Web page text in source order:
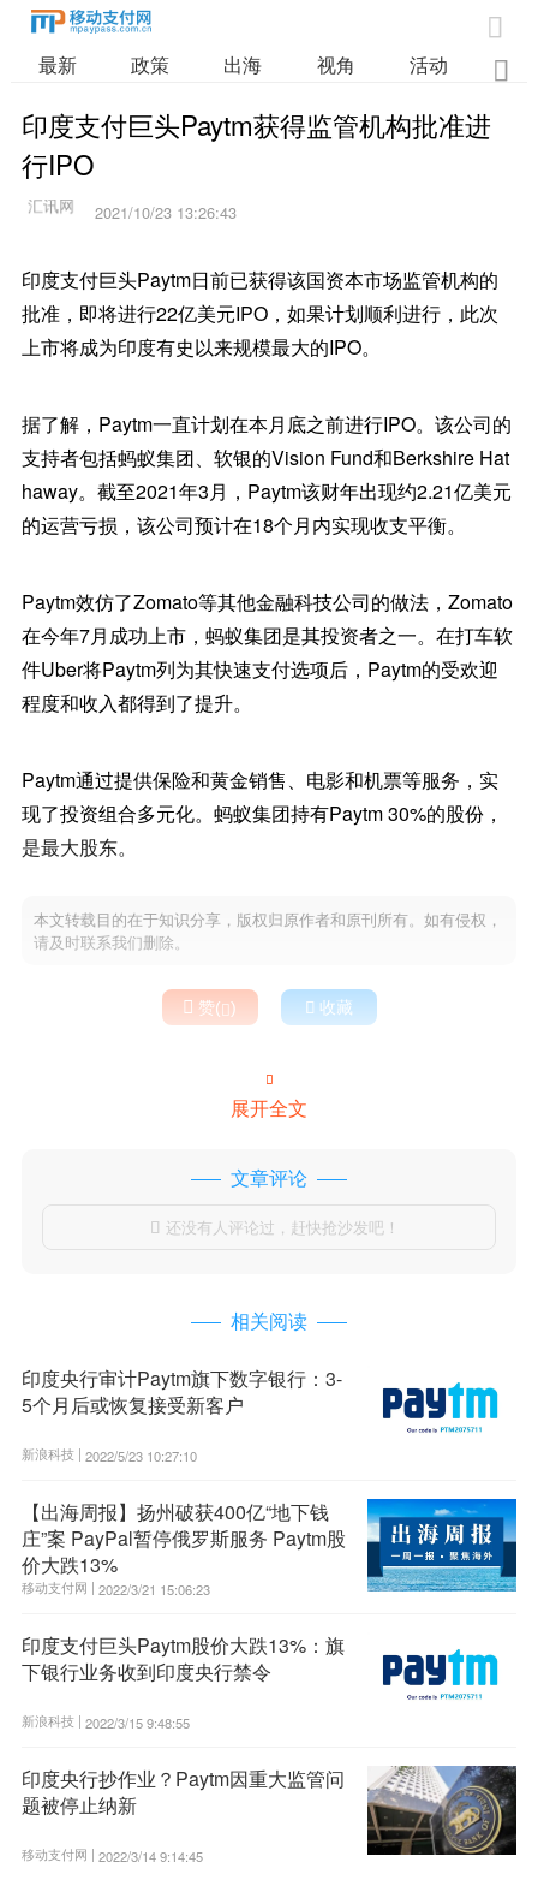

最新 政策 出海 视角 活动 业

印度支付巨头Paytm获得监管机构批准进
行IPO
2021/10/23 13:26:43
印度支付巨头Paytm日前已获得该国资本市场监管机构的
批准，即将进行22亿美元IPO，如果计划顺利进行，此次
上市将成为印度有史以来规模最大的IPO。
据了解，Paytm一直计划在本月底之前进行IPO。该公司的
支持者包括蚂蚁集团、软银的Vision Fund和Berkshire Hat
haway。截至2021年3月，Paytm该财年出现约2.21亿美元
的运营亏损，该公司预计在18个月内实现收支平衡。
Paytm效仿了Zomato等其他金融科技公司的做法，Zomato
在今年7月成功上市，蚂蚁集团是其投资者之一。在打车软
件Uber将Paytm列为其快速支付选项后，Paytm的受欢迎
程度和收入都得到了提升。
Paytm通过提供保险和黄金销售、电影和机票等服务，实
现了投资组合多元化。蚂蚁集团持有Paytm 30%的股份，
是最大股东。
本文转载目的在于知识分享，版权归原作者和原刊所有。如有侵权，
请及时联系我们删除。
 赞()  收藏

展开全文
文章评论
 还没有人评论过，赶快抢沙发吧！
相关阅读
印度央行审计Paytm旗下数字银行：3-
5个月后或恢复接受新客户
新浪科技 | 2022/5/23 10:27:10
【出海周报】扬州破获400亿“地下钱
庄”案 PayPal暂停俄罗斯服务 Paytm股
价大跌13%
移动支付网 | 2022/3/21 15:06:23
印度支付巨头Paytm股价大跌13%：旗
下银行业务收到印度央行禁令
新浪科技 | 2022/3/15 9:48:55
印度央行抄作业？Paytm因重大监管问
题被停止纳新
移动支付网 | 2022/3/14 9:14:45